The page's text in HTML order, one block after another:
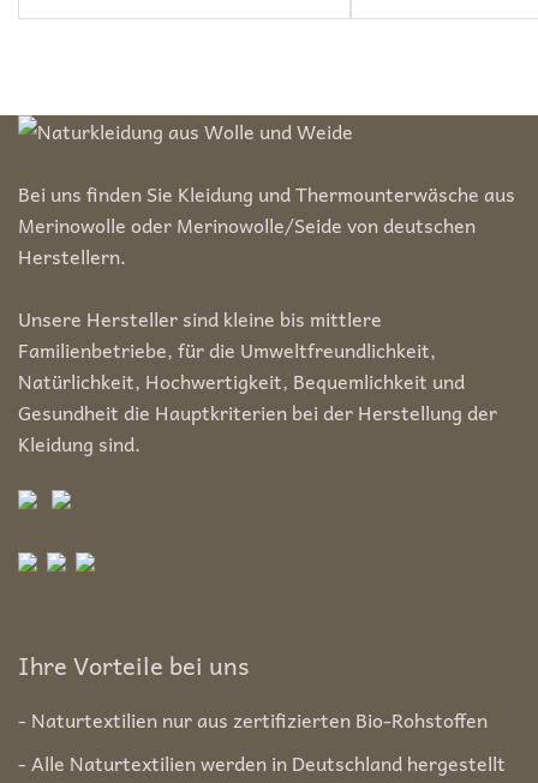
Preis
Preis
Bei uns finden Sie Kleidung und Thermounterwäsche aus
Merinowolle oder Merinowolle/Seide von deutschen
Herstellern.
Unsere Hersteller sind kleine bis mittlere
Familienbetriebe, für die Umweltfreundlichkeit,
Natürlichkeit, Hochwertigkeit, Bequemlichkeit und
Gesundheit die Hauptkriterien bei der Herstellung der
Kleidung sind.
Ihre Vorteile bei uns
- Naturtextilien nur aus zertifizierten Bio-Rohstoffen
- Alle Naturtextilien werden in Deutschland hergestellt